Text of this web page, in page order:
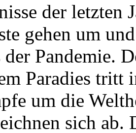
der letzten
gehen um
Pandemie.
Paradies tritt
um die
sich